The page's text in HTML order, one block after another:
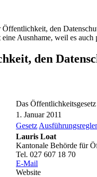
den
Ausnhame, weil es
den
Das
1. Januar 2011
Gesetz
Lauris Loat
Kantonale Behörde für
Tel. 027 607 18 70
E-Mail
Website